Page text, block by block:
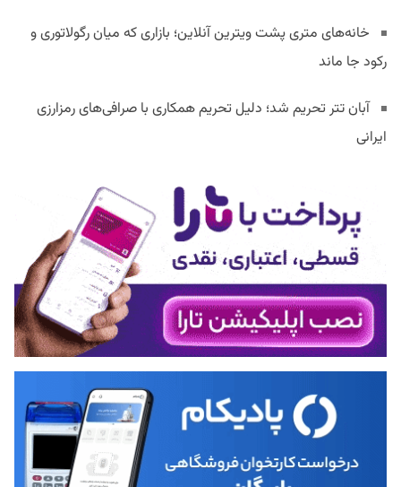
خانه‌های متری پشت ویترین آنلاین؛ بازاری که میان رگولاتوری و
رکود جا ماند
آبان تتر تحریم شد؛ دلیل تحریم همکاری با صرافی‌های رمزارزی
ایرانی